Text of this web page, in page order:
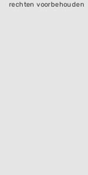
rechten voorbehouden